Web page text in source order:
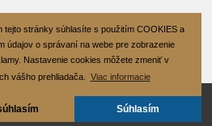
tejto stránky súhlasíte s použitím COOKIES a
údajov o správaní na webe pre zobrazenie
Nastavenie cookies môžete zmeniť v
vášho prehliadača.
Viac informacie
Súhlasím
s.r.o - All Rights Reserved